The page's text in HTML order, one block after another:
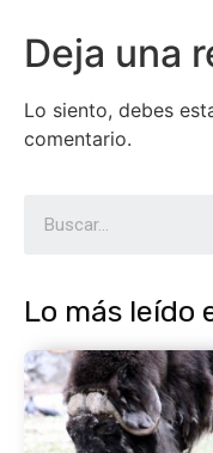
Deja una
Lo siento, debes
comentario.
Lo más leído